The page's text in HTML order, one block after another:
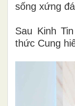
sống xứng
Sau Kinh
thức Cung